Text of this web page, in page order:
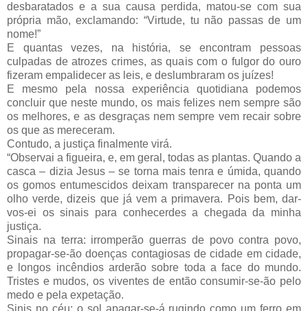
desbaratados e a sua causa perdida, matou-se com sua
própria mão, exclamando: “Virtude, tu não passas de um
nome!”
E quantas vezes, na história, se encontram pessoas
culpadas de atrozes crimes, as quais com o fulgor do ouro
fizeram empalidecer as leis, e deslumbraram os juízes!
E mesmo pela nossa experiência quotidiana podemos
concluir que neste mundo, os mais felizes nem sempre são
os melhores, e as desgraças nem sempre vem recair sobre
os que as mereceram.
Contudo, a justiça finalmente virá.
“Observai a figueira, e, em geral, todas as plantas. Quando a
casca – dizia Jesus – se torna mais tenra e úmida, quando
os gomos entumescidos deixam transparecer na ponta um
olho verde, dizeis que já vem a primavera. Pois bem, dar-
vos-ei os sinais para conhecerdes a chegada da minha
justiça.
Sinais na terra: irromperão guerras de povo contra povo,
propagar-se-ão doenças contagiosas de cidade em cidade,
e longos incêndios arderão sobre toda a face do mundo.
Tristes e mudos, os viventes de então consumir-se-ão pelo
medo e pela expetação.